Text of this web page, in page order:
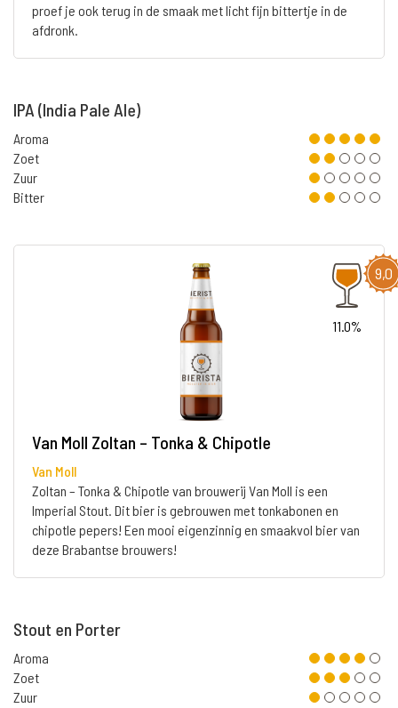
proef je ook terug in de smaak met licht fijn bittertje in de
afdronk.
IPA (India Pale Ale)
Aroma
Zoet
Zuur
Bitter
9,0
11.0%
Van Moll Zoltan – Tonka & Chipotle
Van Moll
Zoltan – Tonka & Chipotle van brouwerij Van Moll is een
Imperial Stout. Dit bier is gebrouwen met tonkabonen en
chipotle pepers! Een mooi eigenzinnig en smaakvol bier van
deze Brabantse brouwers!
Stout en Porter
Aroma
Zoet
Zuur